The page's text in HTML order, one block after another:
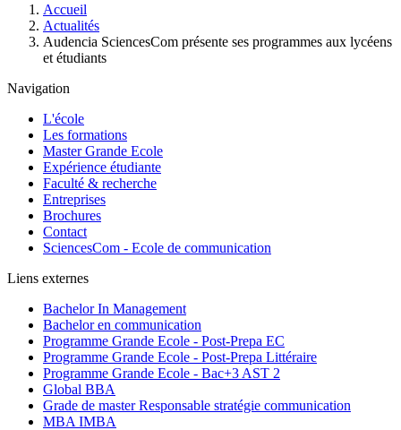
Accueil
Actualités
Audencia SciencesCom présente ses programmes aux lycéens
et étudiants
Navigation
L'école
Les formations
Master Grande Ecole
Expérience étudiante
Faculté & recherche
Entreprises
Brochures
Contact
SciencesCom - Ecole de communication
Liens externes
Bachelor In Management
Bachelor en communication
Programme Grande Ecole - Post-Prepa EC
Programme Grande Ecole - Post-Prepa Littéraire
Programme Grande Ecole - Bac+3 AST 2
Global BBA
Grade de master Responsable stratégie communication
MBA IMBA